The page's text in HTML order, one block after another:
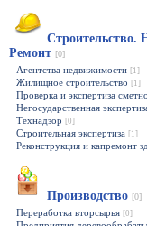
Строительство.
Ремонт [0]
Агентства недвижимости[1]
Жилищное строительство[1]
Проверка и экспертиза
Негосударственная
Технадзор[0]
Строительная экспертиза[1]
Реконструкция и капремонт
Производство [0]
Переработка вторсырья[0]